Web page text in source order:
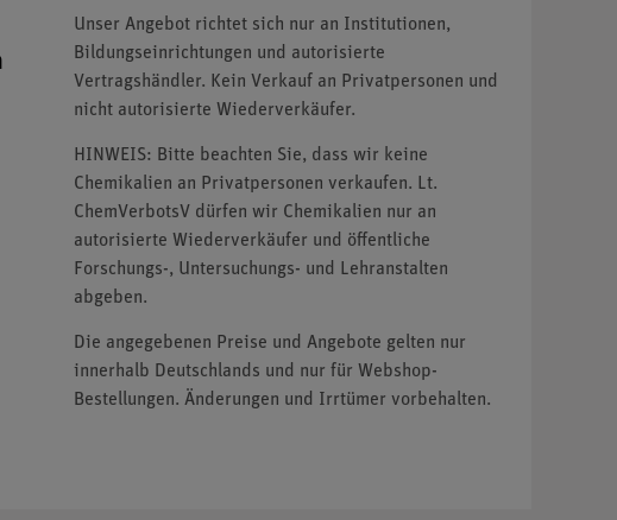
Unser Angebot richtet sich nur an Institutionen,
Bildungseinrichtungen und autorisierte
Vertragshändler. Kein Verkauf an Privatpersonen und
nicht autorisierte Wiederverkäufer.
HINWEIS: Bitte beachten Sie, dass wir keine
Chemikalien an Privatpersonen verkaufen. Lt.
ChemVerbotsV dürfen wir Chemikalien nur an
autorisierte Wiederverkäufer und öffentliche
Forschungs-, Untersuchungs- und Lehranstalten
abgeben.
Die angegebenen Preise und Angebote gelten nur
innerhalb Deutschlands und nur für Webshop-
Bestellungen. Änderungen und Irrtümer vorbehalten.